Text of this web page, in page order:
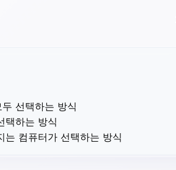
선택하는 방식
택하는 방식
는 컴퓨터가 선택하는 방식